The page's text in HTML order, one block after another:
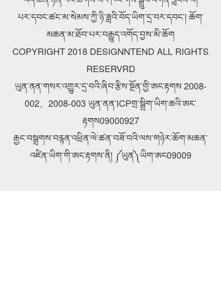
པར་དབང་ཚང་མ་སེམས་ཀྱི་ཉི་ཟླའི་བོད་ཡིག་དྲ་བར་དབང་། ཆོག་
མཆན་མ་ཐོབ་པར་བརྒྱུད་འགོད་བྱས་མི་ཆོག
COPYRIGHT 2018 DESIGNNTEND ALL RIGHTS
RESERVRD
ཡུན་ནན་གསར་འགྱུར་དྲ་བའི་ཞིབ་རྩིས་སྔོན་གྱི་ཨང་རྟགས 2008-
002、2008-003 ཡུན་ནན་ICPགྲ་སྒྲིག་ཡིག་ཆའི་ཨང་
རྟགས09000927
རྒྱང་བསྒྲགས་བརྙན་འཕྲིན་ལེ་ཚན་བཟོ་བའི་ལས་གཉེར་ཆོག་མཆན་
འཛིན་ཡིག་གི་ཨང་རྟགས་ནི། ༼ཡུན༽ཡིག་ཨང09009